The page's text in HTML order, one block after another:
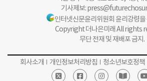
기사제보:
인터넷신문윤리위원회 윤리강령을
Copyright 더나은미래 All rights
무단 전재 및 재배포 금지.
회사소개 개인정보처리방침 청소년보호정책